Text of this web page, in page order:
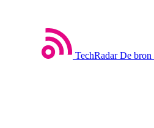
TechRadar De bron